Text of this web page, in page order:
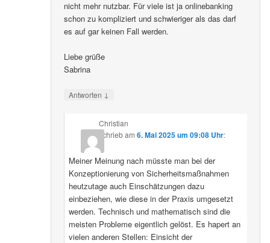
nicht mehr nutzbar. Für viele ist ja onlinebanking
schon zu kompliziert und schwieriger als das darf
es auf gar keinen Fall werden.
Liebe grüße
Sabrina
Antworten ↓
Christian
schriebam 6. Mai 2025 um 09:08 Uhr:
Meiner Meinung nach müsste man bei der
Konzeptionierung von Sicherheitsmaßnahmen
heutzutage auch Einschätzungen dazu
einbeziehen, wie diese in der Praxis umgesetzt
werden. Technisch und mathematisch sind die
meisten Probleme eigentlich gelöst. Es hapert an
vielen anderen Stellen: Einsicht der